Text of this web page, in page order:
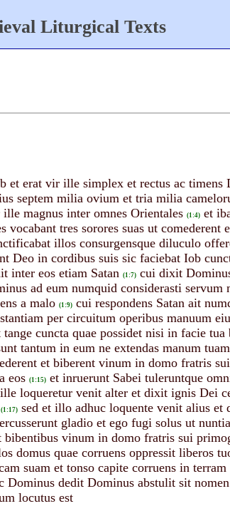
Liturgical Texts
et erat vir ille simplex et rectus ac timens
septem milia ovium et tria milia
magnus inter omnes Orientales (1:4) et
vocabant tres sorores suas ut comederent
illos consurgensque diluculo
Deo in cordibus suis sic faciebat Iob
inter eos etiam Satan (1:7) cui dixit
ad eum numquid considerasti
a malo (1:9) cui respondens Satan ait
per circuitum operibus manuum
cuncta quae possidet nisi in facie
tantum in eum ne extendas manum
et biberent vinum in domo fratris
eos (1:15) et inruerunt Sabei tuleruntque
loqueretur venit alter et dixit ignis Dei
(1:17) sed et illo adhuc loquente venit alius et
gladio et ego fugi solus ut
vinum in domo fratris sui
domus quae corruens oppressit liberos
suam et tonso capite corruens in
Dominus dedit Dominus abstulit sit
locutus est